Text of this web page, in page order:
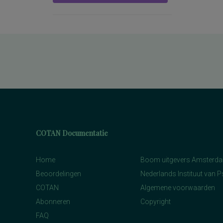
COTAN Documentatie
Home
Beoordelingen
COTAN
Abonneren
FAQ
Boom uitgevers
Nederlands Instituut van
Algemene voorwaarden
Copyright